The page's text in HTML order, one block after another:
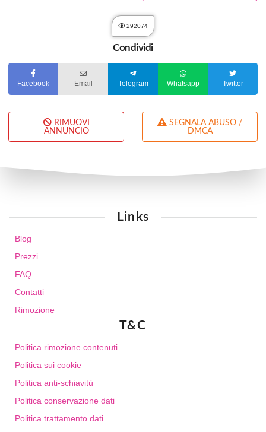
292074
Condividi
Facebook Email Telegram Whatsapp Twitter
RIMUOVI
ANNUNCIO
DMCA
Links
Blog
Prezzi
FAQ
Contatti
Rimozione
T&C
Politica rimozione contenuti
Politica sui cookie
Politica anti-schiavitù
Politica conservazione dati
Politica trattamento dati